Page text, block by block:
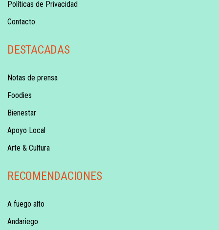
Políticas de Privacidad
Contacto
DESTACADAS
Notas de prensa
Foodies
Bienestar
Apoyo Local
Arte & Cultura
RECOMENDACIONES
A fuego alto
Andariego